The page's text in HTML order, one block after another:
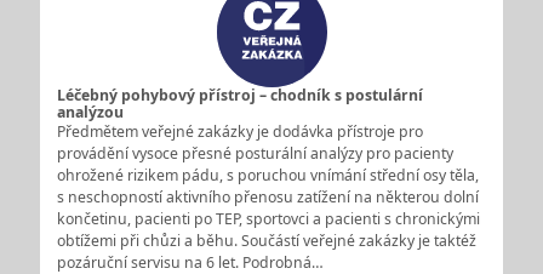
Léčebný pohybový přístroj – chodník s postulární
analýzou
Předmětem veřejné zakázky je dodávka přístroje pro
provádění vysoce přesné posturální analýzy pro pacienty
ohrožené rizikem pádu, s poruchou vnímání střední osy těla,
s neschopností aktivního přenosu zatížení na některou dolní
končetinu, pacienti po TEP, sportovci a pacienti s chronickými
obtížemi při chůzi a běhu. Součástí veřejné zakázky je taktéž
pozáruční servisu na 6 let. Podrobná…